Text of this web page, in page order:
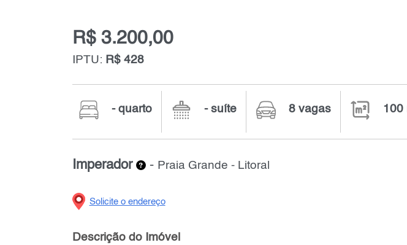
R$ 3.200,00
IPTU: R$ 428
- quarto - suíte 8 vagas 100
Imperador - Praia Grande - Litoral
Solicite o endereço
Descrição do Imóvel